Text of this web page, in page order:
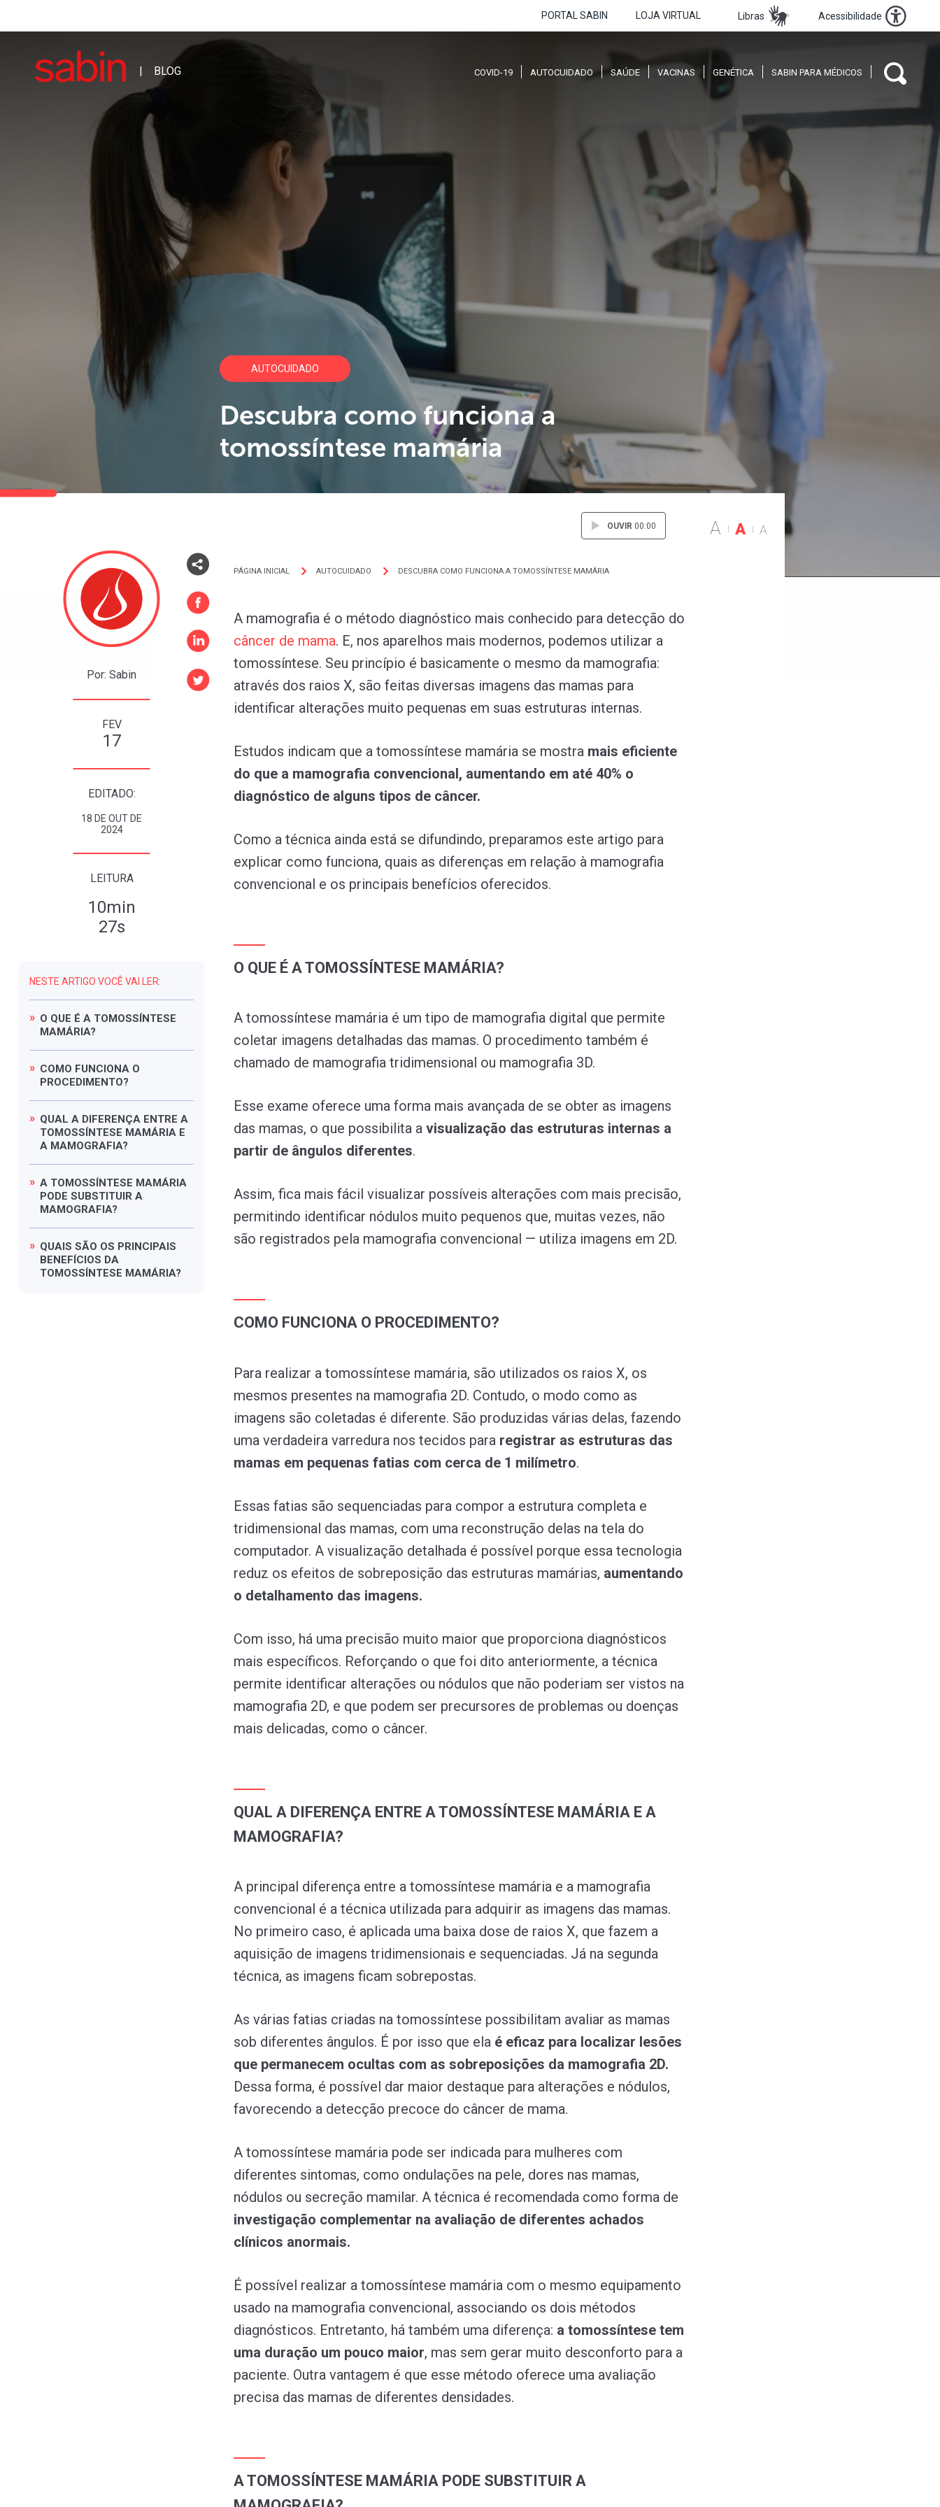
PORTAL SABIN LOJA VIRTUAL Libras Acessibilidade
COVID-19 AUTOCUIDADO SAÚDE VACINAS GENÉTICA SABIN PARA MÉDICOS
AUTOCUIDADO
Descubra como funciona a
tomossíntese mamária
Por: Sabin
FEV
17
EDITADO:
18 DE OUT DE
2024
LEITURA
10min
27s
NESTE ARTIGO VOCÊ VAI LER:
O QUE É A TOMOSSÍNTESE
MAMÁRIA?
COMO FUNCIONA O
PROCEDIMENTO?
QUAL A DIFERENÇA ENTRE A
TOMOSSÍNTESE MAMÁRIA E
A MAMOGRAFIA?
A TOMOSSÍNTESE MAMÁRIA
PODE SUBSTITUIR A
MAMOGRAFIA?
QUAIS SÃO OS PRINCIPAIS
BENEFÍCIOS DA
TOMOSSÍNTESE MAMÁRIA?
PÁGINA INICIAL AUTOCUIDADO DESCUBRA COMO FUNCIONA A TOMOSSÍNTESE MAMÁRIA
OUVIR 00:00 A A A
A mamografia é o método diagnóstico mais conhecido para detecção do
câncer de mama. E, nos aparelhos mais modernos, podemos utilizar a
tomossíntese. Seu princípio é basicamente o mesmo da mamografia:
através dos raios X, são feitas diversas imagens das mamas para
identificar alterações muito pequenas em suas estruturas internas.
Estudos indicam que a tomossíntese mamária se mostra mais eficiente
do que a mamografia convencional, aumentando em até 40% o
diagnóstico de alguns tipos de câncer.
Como a técnica ainda está se difundindo, preparamos este artigo para
explicar como funciona, quais as diferenças em relação à mamografia
convencional e os principais benefícios oferecidos.
O QUE É A TOMOSSÍNTESE MAMÁRIA?
A tomossíntese mamária é um tipo de mamografia digital que permite
coletar imagens detalhadas das mamas. O procedimento também é
chamado de mamografia tridimensional ou mamografia 3D.
Esse exame oferece uma forma mais avançada de se obter as imagens
das mamas, o que possibilita a visualização das estruturas internas a
partir de ângulos diferentes.
Assim, fica mais fácil visualizar possíveis alterações com mais precisão,
permitindo identificar nódulos muito pequenos que, muitas vezes, não
são registrados pela mamografia convencional — utiliza imagens em 2D.
COMO FUNCIONA O PROCEDIMENTO?
Para realizar a tomossíntese mamária, são utilizados os raios X, os
mesmos presentes na mamografia 2D. Contudo, o modo como as
imagens são coletadas é diferente. São produzidas várias delas, fazendo
uma verdadeira varredura nos tecidos para registrar as estruturas das
mamas em pequenas fatias com cerca de 1 milímetro.
Essas fatias são sequenciadas para compor a estrutura completa e
tridimensional das mamas, com uma reconstrução delas na tela do
computador. A visualização detalhada é possível porque essa tecnologia
reduz os efeitos de sobreposição das estruturas mamárias, aumentando
o detalhamento das imagens.
Com isso, há uma precisão muito maior que proporciona diagnósticos
mais específicos. Reforçando o que foi dito anteriormente, a técnica
permite identificar alterações ou nódulos que não poderiam ser vistos na
mamografia 2D, e que podem ser precursores de problemas ou doenças
mais delicadas, como o câncer.
QUAL A DIFERENÇA ENTRE A TOMOSSÍNTESE MAMÁRIA E A
MAMOGRAFIA?
A principal diferença entre a tomossíntese mamária e a mamografia
convencional é a técnica utilizada para adquirir as imagens das mamas.
No primeiro caso, é aplicada uma baixa dose de raios X, que fazem a
aquisição de imagens tridimensionais e sequenciadas. Já na segunda
técnica, as imagens ficam sobrepostas.
As várias fatias criadas na tomossíntese possibilitam avaliar as mamas
sob diferentes ângulos. É por isso que ela é eficaz para localizar lesões
que permanecem ocultas com as sobreposições da mamografia 2D.
Dessa forma, é possível dar maior destaque para alterações e nódulos,
favorecendo a detecção precoce do câncer de mama.
A tomossíntese mamária pode ser indicada para mulheres com
diferentes sintomas, como ondulações na pele, dores nas mamas,
nódulos ou secreção mamilar. A técnica é recomendada como forma de
investigação complementar na avaliação de diferentes achados
clínicos anormais.
É possível realizar a tomossíntese mamária com o mesmo equipamento
usado na mamografia convencional, associando os dois métodos
diagnósticos. Entretanto, há também uma diferença: a tomossíntese tem
uma duração um pouco maior, mas sem gerar muito desconforto para a
paciente. Outra vantagem é que esse método oferece uma avaliação
precisa das mamas de diferentes densidades.
A TOMOSSÍNTESE MAMÁRIA PODE SUBSTITUIR A